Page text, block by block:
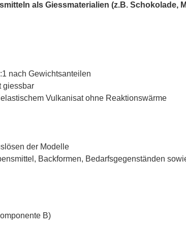
als Giessmaterialien (z.B.
nach Gewichtsanteilen
giessbar
Vulkanisat ohne Reaktionswärme
der Modelle
Backformen, Bedarfsgegenständen
B)